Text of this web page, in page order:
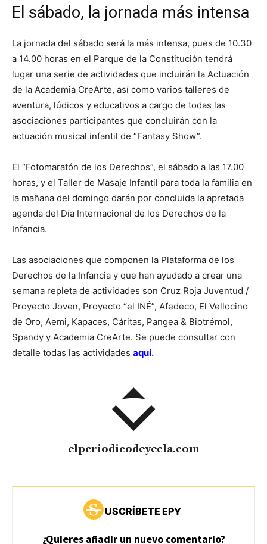
El sábado, la jornada más intensa
La jornada del sábado será la más intensa, pues de 10.30
a 14.00 horas en el Parque de la Constitución tendrá
lugar una serie de actividades que incluirán la Actuación
de la Academia CreArte, así como varios talleres de
aventura, lúdicos y educativos a cargo de todas las
asociaciones participantes que concluirán con la
actuación musical infantil de “Fantasy Show”.
El “Fotomaratón de los Derechos”, el sábado a las 17.00
horas, y el Taller de Masaje Infantil para toda la familia en
la mañana del domingo darán por concluida la apretada
agenda del Día Internacional de los Derechos de la
Infancia.
Las asociaciones que componen la Plataforma de los
Derechos de la Infancia y que han ayudado a crear una
semana repleta de actividades son Cruz Roja Juventud /
Proyecto Joven, Proyecto “el INÉ”, Afedeco, El Vellocino
de Oro, Aemi, Kapaces, Cáritas, Pangea & Biotrémol,
Spandy y Academia CreArte. Se puede consultar con
detalle todas las actividades aquí.
elperiodicodeyecla.com
USCRÍBETE EPY
¿Quieres añadir un nuevo comentario?